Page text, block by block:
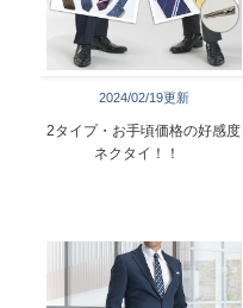
2024/02/19更新
2タイプ・お手頃価格の好感度
ネクタイ！！